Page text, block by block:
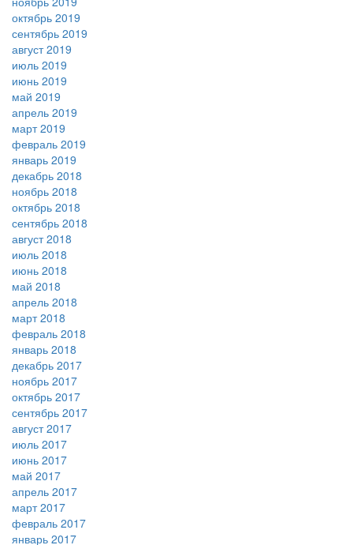
октябрь 2019
сентябрь 2019
август 2019
июль 2019
июнь 2019
май 2019
апрель 2019
март 2019
февраль 2019
январь 2019
декабрь 2018
ноябрь 2018
октябрь 2018
сентябрь 2018
август 2018
июль 2018
июнь 2018
май 2018
апрель 2018
март 2018
февраль 2018
январь 2018
декабрь 2017
ноябрь 2017
октябрь 2017
сентябрь 2017
август 2017
июль 2017
июнь 2017
май 2017
апрель 2017
март 2017
февраль 2017
январь 2017